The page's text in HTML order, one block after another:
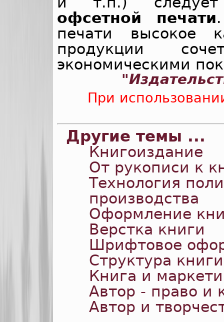
офсетной печати
печати высокое
продукции
экономическими
При
Другие темы ...
Книгоиздание
От рукописи к
Технология
производства
Оформление
Верстка книги
Шрифтовое
Структура
Книга и
Автор - право и
Автор и